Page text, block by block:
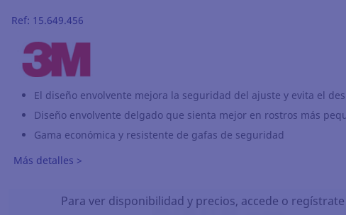
Ref: 15.649.456
El diseño envolvente mejora la seguridad del ajuste y evita el
Diseño envolvente delgado que sienta mejor en rostros más
Gama económica y resistente de gafas de seguridad
Más detalles >
Para ver disponibilidad y precios, accede o